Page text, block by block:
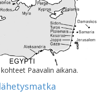
Paavalin aikana.